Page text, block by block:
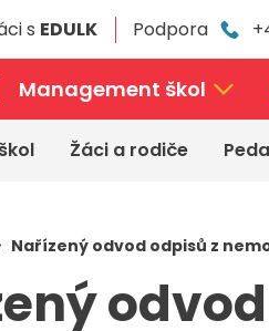
s EDULK Podpora
Management škol
Žáci a rodiče
Nařízený odvod odpisů z